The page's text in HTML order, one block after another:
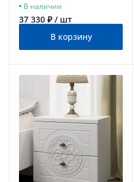
В наличии
37 330 ₽ / шт
В корзину